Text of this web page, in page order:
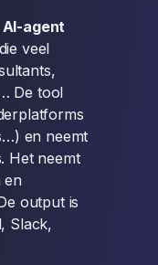
agent
veel
De tool
en neemt
Het neemt
en
output is
Slack,